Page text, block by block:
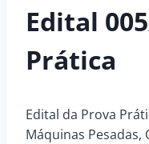
Edital
Prática
Edital da Prova
Máquinas Pesadas,